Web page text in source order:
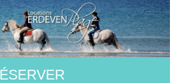
TY BUGALÉ
À 600M DE LA PLAGE
VOIR/A FAIRE